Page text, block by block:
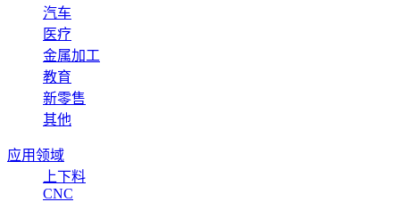
汽车
医疗
金属加工
教育
新零售
其他
应用领域
上下料
CNC